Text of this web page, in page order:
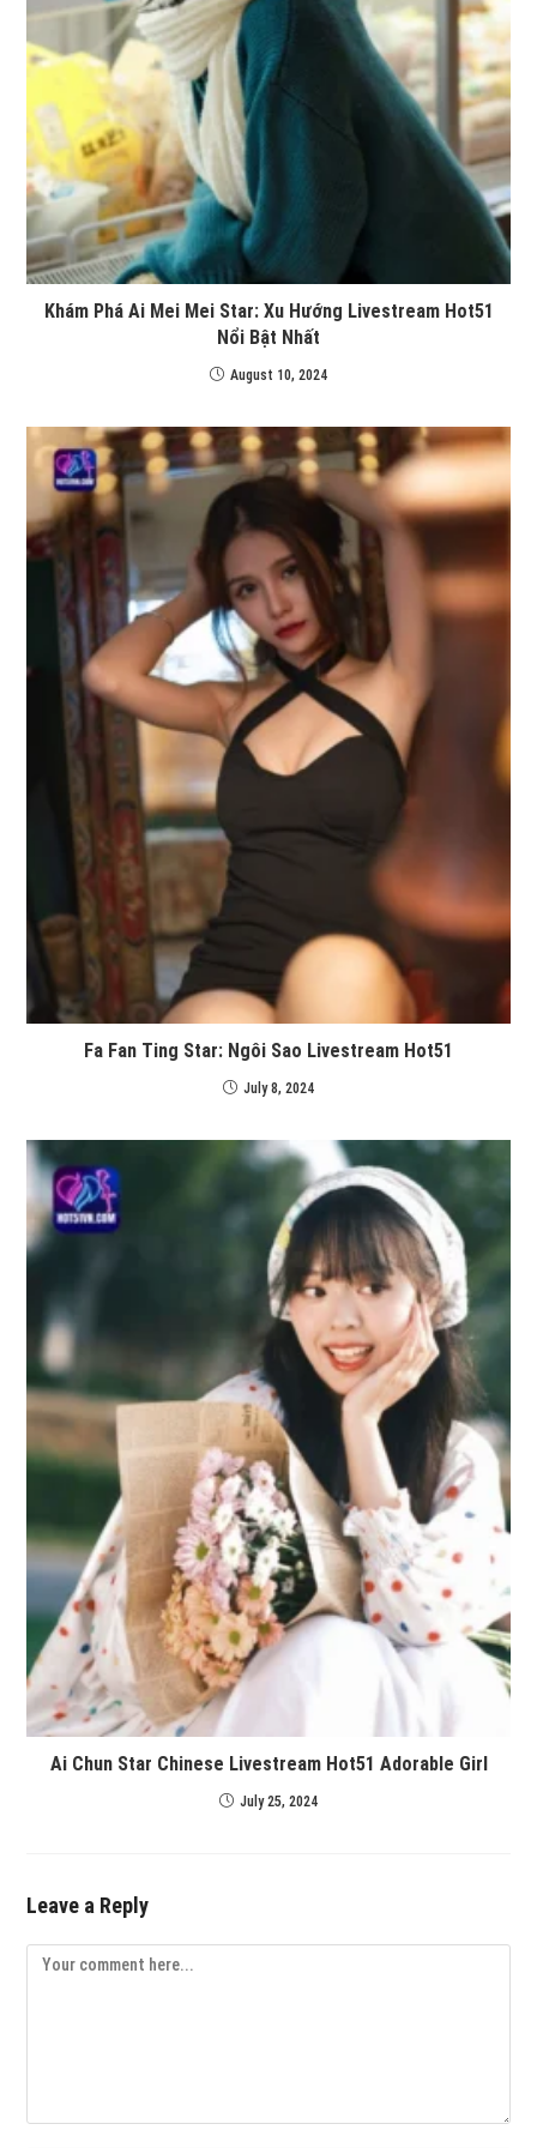
Khám Phá Ai Mei Mei Star: Xu Hướng Livestream Hot51
Nổi Bật Nhất
August 10, 2024
Fa Fan Ting Star: Ngôi Sao Livestream Hot51
July 8, 2024
Ai Chun Star Chinese Livestream Hot51 Adorable Girl
July 25, 2024
Leave a Reply